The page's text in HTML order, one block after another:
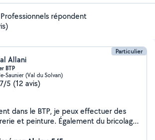
répondent
Particulier
Allani
BTP
Saunier (Val du Solvan)
5 (12 avis)
dans le BTP, je peux effectuer des
et peinture. Également du bricolage